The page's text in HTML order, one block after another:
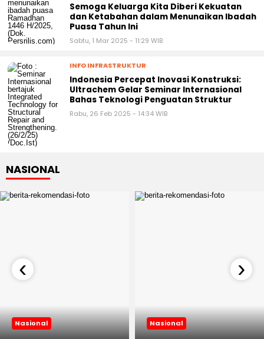
Semoga Keluarga Kita Diberi Kekuatan
dan Ketabahan dalam Menunaikan Ibadah
Puasa Tahun Ini
Sabtu, 1 Mar 2025 - 11:29 WIB
INFO INFRASTRUKTUR
Indonesia Percepat Inovasi Konstruksi:
Ultrachem Gelar Seminar Internasional
Bahas Teknologi Penguatan Struktur
Rabu, 26 Feb 2025 - 14:34 WIB
NASIONAL
Nasional Nasional
‹ ›